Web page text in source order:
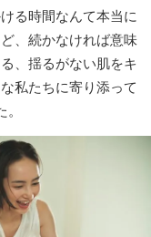
る時間なんて本当に
、続かなければ意味
、揺るがない肌をキ
私たちに寄り添って